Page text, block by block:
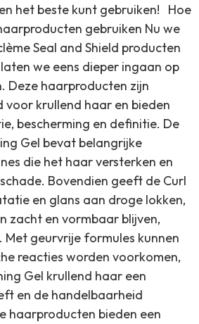
het beste kunt gebruiken! Hoe
gebruiken Nu we
Seal and Shield producten
we eens dieper ingaan op
Deze haarproducten zijn
voor krullend haar en bieden
bescherming en definitie. De
Gel bevat belangrijke
die het haar versterken en
Bovendien geeft de Curl
en glans aan droge lokken,
zacht en vormbaar blijven,
geurvrije formules kunnen
reacties worden voorkomen,
Gel krullend haar een
en de handelbaarheid
haarproducten bieden een